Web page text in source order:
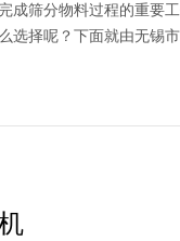
成筛分物料过程的重要
选择呢？下面就由无锡